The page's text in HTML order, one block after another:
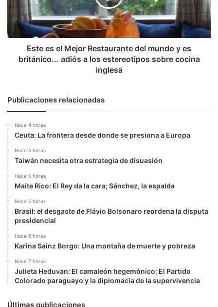
del
mundo
es
británico...
adiós
sobre
Este es el Mejor Restaurante del mundo y es
británico... adiós a los estereotipos sobre cocina
inglesa
Publicaciones relacionadas
Hace 4 horas
Ceuta: La frontera desde donde se presiona a Europa
Hace 5 horas
Taiwán necesita otra estrategia de disuasión
Hace 5 horas
Maite Rico: El Rey da la cara; Sánchez, la espalda
Hace 5 horas
Brasil: el desgaste de Flávio Bolsonaro reordena la disputa
presidencial
Hace 6 horas
Karina Sainz Borgo: Una montaña de muerte y pobreza
Hace 7 horas
Julieta Heduvan: El camaleón hegemónico; El Partido
Colorado paraguayo y la diplomacia de la supervivencia
Últimas publicaciones